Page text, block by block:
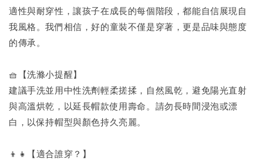
適性與耐穿性，讓孩子在成長的每個階段，都能自信展現自
我風格。我們相信，好的童裝不僅是穿著，更是品味與態度
的傳承。
🧺【洗滌小提醒】
建議手洗並用中性洗劑輕柔搓揉，自然風乾，避免陽光直射
與高溫烘乾，以延長帽款使用壽命。請勿長時間浸泡或漂
白，以保持帽型與顏色持久亮麗。
👦👧【適合誰穿？】